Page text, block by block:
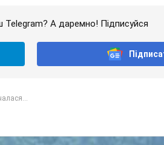
А даремно! Підписуйся